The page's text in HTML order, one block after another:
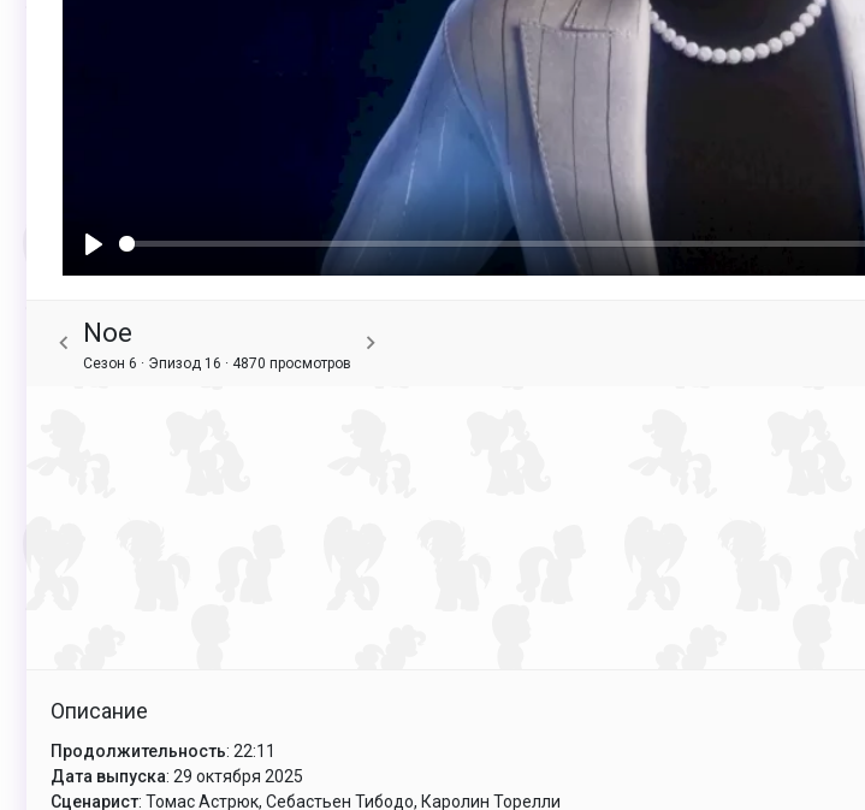
Noe
Сезон 6 · Эпизод 16 · 4870 просмотров
Описание
Продолжительность: 22:11
Дата выпуска: 29 октября 2025
Сценарист: Томас Астрюк, Себастьен Тибодо, Каролин Торелли